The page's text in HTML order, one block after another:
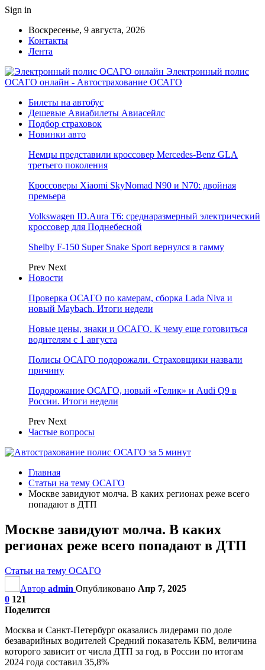
Sign in
Воскресенье, 9 августа, 2026
Контакты
Лента
Электронный полис
ОСАГО онлайн - Автострахование ОСАГО
Билеты на автобус
Дешевые Авиабилеты Авиасейлс
Подбор страховок
Новинки авто
Немцы представили кроссовер Mercedes-Benz GLA
третьего поколения
Кроссоверы Xiaomi SkyNomad N90 и N70: двойная
премьера
Volkswagen ID.Aura T6: среднаразмерный электрический
кроссовер для Поднебесной
Shelby F-150 Super Snake Sport вернулся в гамму
Prev Next
Новости
Проверка ОСАГО по камерам, сборка Lada Niva и
новый Maybach. Итоги недели
Новые цены, знаки и ОСАГО. К чему еще готовиться
водителям с 1 августа
Полисы ОСАГО подорожали. Страховщики назвали
причину
Подорожание ОСАГО, новый «Гелик» и Audi Q9 в
России. Итоги недели
Prev Next
Частые вопросы
Главная
Статьи на тему ОСАГО
Москве завидуют молча. В каких регионах реже всего
попадают в ДТП
Москве завидуют молча. В каких
регионах реже всего попадают в ДТП
Статьи на тему ОСАГО
Автор admin Опубликовано Апр 7, 2025
0 121
Поделится
Москва и Санкт-Петербург оказались лидерами по доле
безаварийных водителей Средний показатель КБМ, величина
которого зависит от числа ДТП за год, в России по итогам
2024 года составил 35,8%